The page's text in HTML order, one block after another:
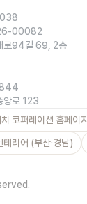
00082
로94길 69, 2층
앙로 123
코퍼레이션 홈페이지
테리어 (부산·경남)